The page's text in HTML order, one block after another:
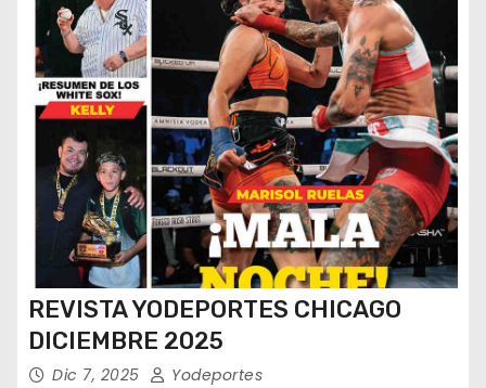
REVISTA YODEPORTES CHICAGO
DICIEMBRE 2025
Dic 7, 2025 Yodeportes